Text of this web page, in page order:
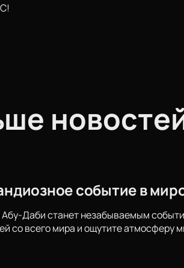
событие в
Абу-Даби станет незабываемым
со всего мира и ощутите атмосферу